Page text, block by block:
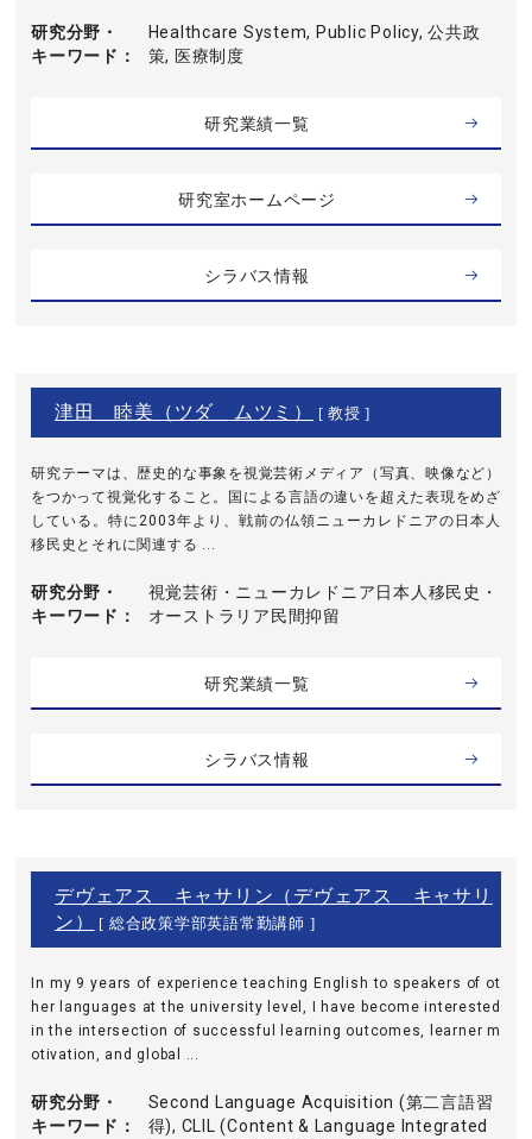
研究分野・
キーワード
Healthcare System, Public Policy, 公共政
策, 医療制度
研究業績一覧
研究室ホームページ
シラバス情報
津田 睦美（ツダ ムツミ） [ 教授 ]
研究テーマは、歴史的な事象を視覚芸術メディア（写真、映像など）
をつかって視覚化すること。国による言語の違いを超えた表現をめざ
している。特に2003年より、戦前の仏領ニューカレドニアの日本人
移民史とそれに関連する ...
研究分野・
キーワード
視覚芸術・ニューカレドニア日本人移民史・
オーストラリア民間抑留
研究業績一覧
シラバス情報
デヴェアス キャサリン（デヴェアス キャサリ
ン）
[ 総合政策学部英語常勤講師 ]
In my 9 years of experience teaching English to speakers of ot
her languages at the university level, I have become interested
in the intersection of successful learning outcomes, learner m
otivation, and global ...
研究分野・
キーワード
Second Language Acquisition (第二言語習
得), CLIL (Content & Language Integrated